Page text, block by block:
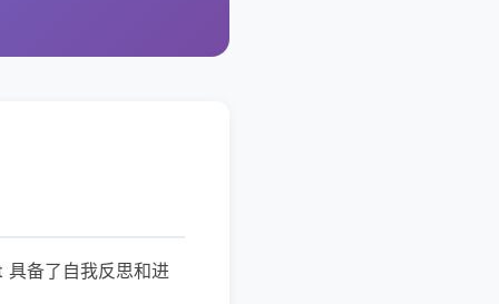
备了自我反思和进